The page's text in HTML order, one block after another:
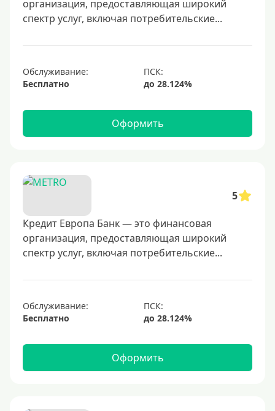
50000 руб
60000 руб
70000 руб
100000 руб
350000 руб
500000 руб
600000 руб
700000 руб
1000000 руб
С небольшим лимитом
С большим лимитом
Тип карты
организация, предоставляющая широкий
спектр услуг, включая потребительские...
Обслуживание:
Бесплатно
Оформить
5
Кредит Европа Банк — это финансовая
организация, предоставляющая широкий
спектр услуг, включая потребительские...
Обслуживание:
Бесплатно
Оформить